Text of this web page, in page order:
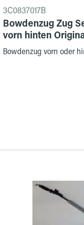
3C0837017B
Bowdenzug Zug
vorn hinten
Bowdenzug vorn oder